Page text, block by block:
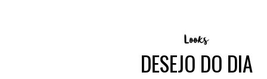
DESEJO DO DIA